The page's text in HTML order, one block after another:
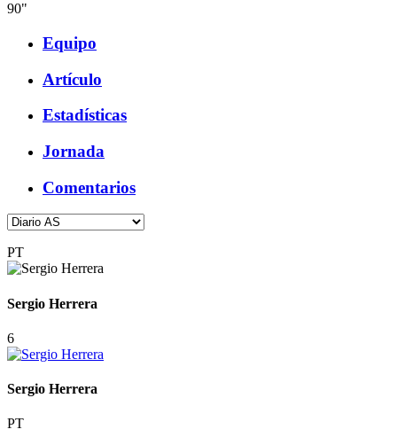
90"
Equipo
Artículo
Estadísticas
Jornada
Comentarios
PT
Sergio Herrera
6
Sergio Herrera
PT